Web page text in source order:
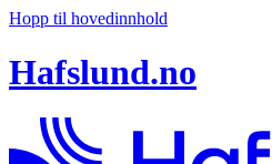
Hopp til hovedinnhold
Hafslund.no